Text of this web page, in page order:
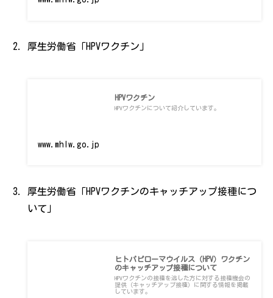
厚生労働省「HPVワクチン」
HPVワクチン
HPVワクチンについて紹介しています。
www.mhlw.go.jp
厚生労働省「HPVワクチンのキャッチアップ接種につ
いて」
ヒトパピローマウイルス（HPV）ワクチン
のキャッチアップ接種について
HPVワクチンの接種を逃した方に対する接種機会の
提供（キャッチアップ接種）に関する情報を掲載
しています。